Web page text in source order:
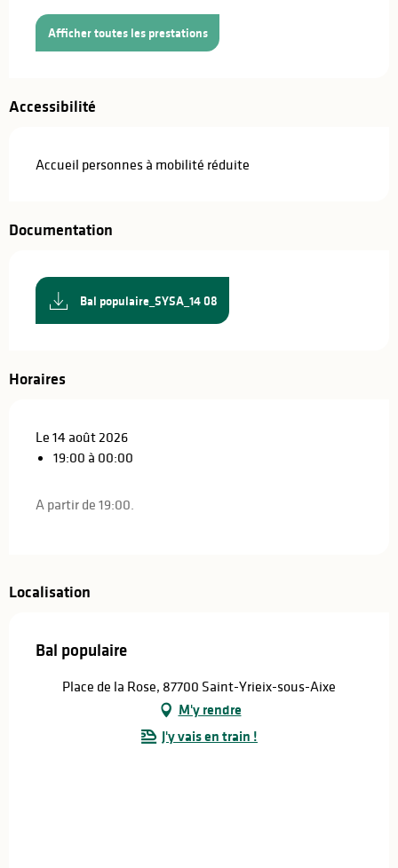
Afficher toutes les prestations
Accessibilité
Accueil personnes à mobilité réduite
Documentation
Bal populaire_SYSA_14 08
Horaires
Le 14 août 2026
19:00 à 00:00
A partir de 19:00.
Localisation
Bal populaire
Place de la Rose, 87700 Saint-Yrieix-sous-Aixe
M'y rendre
J'y vais en train !